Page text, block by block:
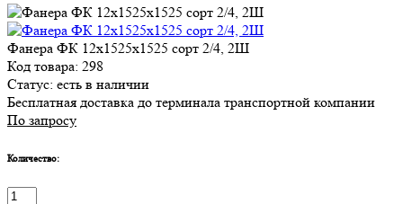
Фанера ФК 12х1525х1525 сорт 2/4, 2Ш
Код товара: 298
Статус: есть в наличии
Бесплатная доставка до терминала транспортной компании
По запросу
Количество: